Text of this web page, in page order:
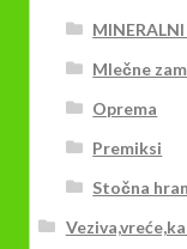
Mlečne
Oprema
Premiksi
Stočna